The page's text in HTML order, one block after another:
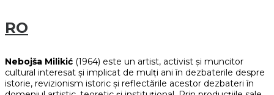
RO
Nebojša Milikić (1964) este un artist, activist și muncitor
cultural interesat și implicat de mulți ani în dezbaterile despre
istorie, revizionism istoric și reflectările acestor dezbateri în